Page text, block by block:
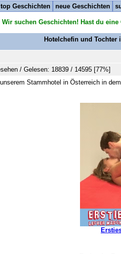
top Geschichten neue Geschichten
Wir suchen Geschichten! Hast du
Hotelchefin und Tochter
/ Gelesen: 18839 / 14595 [77%]
Stammhotel in Österreich in